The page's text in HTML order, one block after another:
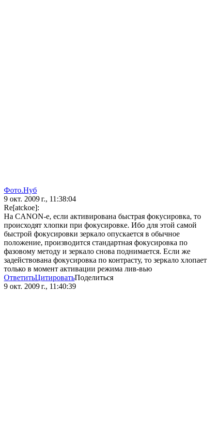
Фото.Нуб
9 окт. 2009 г., 11:38:04
Re[atckoe]:
На CANON-е, если активирована быстрая фокусировка, то
происходят хлопки при фокусировке. Ибо для этой самой
быстрой фокусировки зеркало опускается в обычное
положение, производится стандартная фокусировка по
фазовому методу и зеркало снова поднимается. Если же
задействована фокусировка по контрасту, то зеркало хлопает
только в момент активации режима лив-вью
ОтветитьЦитироватьПоделиться
9 окт. 2009 г., 11:40:39